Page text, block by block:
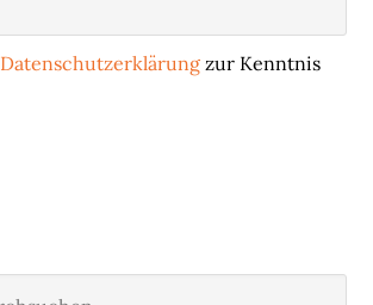
Datenschutzerklärung zur Kenntnis